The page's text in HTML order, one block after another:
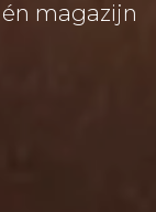
magazijn